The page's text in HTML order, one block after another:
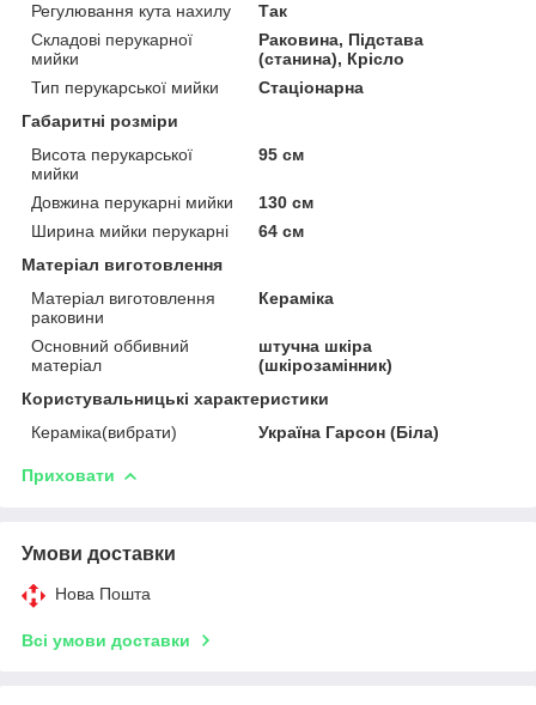
Регулювання кута нахилу
Так
Складові перукарної
мийки
Раковина, Підстава
(станина), Крісло
Тип перукарської мийки
Стаціонарна
Габаритні розміри
Висота перукарської
мийки
95 см
Довжина перукарні мийки
130 см
Ширина мийки перукарні
64 см
Матеріал виготовлення
Матеріал виготовлення
раковини
Кераміка
Основний оббивний
матеріал
штучна шкіра
(шкірозамінник)
Користувальницькі характеристики
Кераміка(вибрати)
Україна Гарсон (Біла)
Приховати
Умови доставки
Нова Пошта
Всі умови доставки